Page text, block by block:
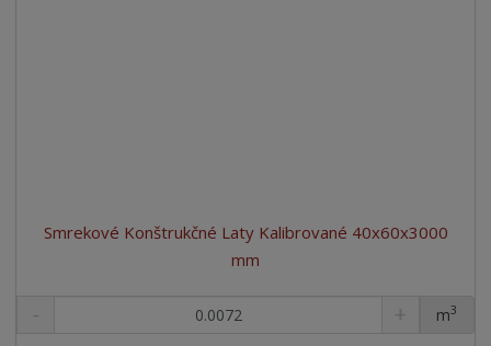
Smrekové Konštrukčné Laty Kalibrované 40x60x3000
mm
ks
m3